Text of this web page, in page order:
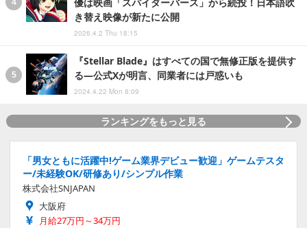
き替え映像が新たに公開
2026.4.2 Thu 18:15
『Stellar Blade』はすべての国で無修正版を提供す
る―公式Xが明言、同業者には戸惑いも
2024.4.22 Mon 8:09
ランキングをもっと見る
「男女ともに活躍中!ゲーム業界デビュー歓迎」ゲームテスタ
ー/未経験OK/研修あり/シンプル作業
株式会社SNJAPAN
大阪府
月給27万円～34万円